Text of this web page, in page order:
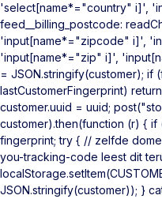
'select[name*="country" i]',
feed__billing_postcode:
'input[name*="zipcode" i]',
'input[name*="zip" i]',
= JSON.stringify(customer); if
lastCustomerFingerprint)
customer.uuid = uuid;
customer).then(function (r) { if
fingerprint; try { // zelfde
you-tracking-code leest dit
JSON.stringify(customer)); }